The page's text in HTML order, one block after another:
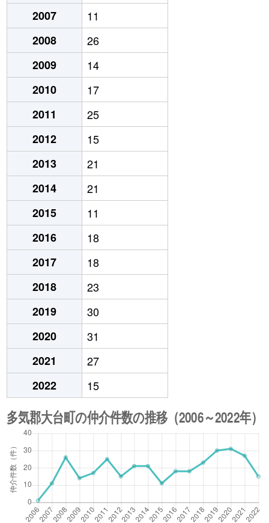
2007
11
2008
26
2009
14
2010
17
2011
25
2012
15
2013
21
2014
21
2015
11
2016
18
2017
18
2018
23
2019
30
2020
31
2021
27
2022
15